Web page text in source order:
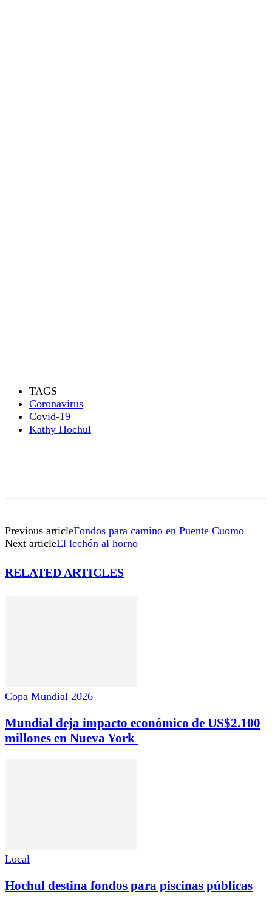
TAGS
Coronavirus
Covid-19
Kathy Hochul
Previous articleFondos para camino en Puente Cuomo
Next articleEl lechón al horno
RELATED ARTICLES
Copa Mundial 2026
Mundial deja impacto económico de US$2.100
millones en Nueva York
Local
Hochul destina fondos para piscinas públicas